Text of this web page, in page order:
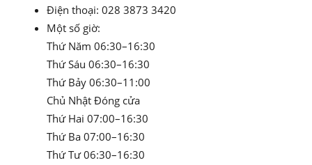
Điện thoại: 028 3873 3420
Một số giờ:
Thứ Năm 06:30–16:30
Thứ Sáu 06:30–16:30
Thứ Bảy 06:30–11:00
Chủ Nhật Đóng cửa
Thứ Hai 07:00–16:30
Thứ Ba 07:00–16:30
Thứ Tư 06:30–16:30